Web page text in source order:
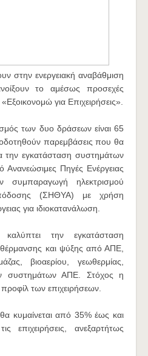
στην ενεργειακή αναβάθμιση
το αμέσως προσεχές
για Επιχειρήσεις».
των δυο δράσεων είναι 65
παρεμβάσεις που θα
την εγκατάσταση συστημάτων
Πηγές Ενέργειας
ηλεκτρισμού
(ΣΗΘΥΑ) με χρήση
για ιδιοκατανάλωση.
την εγκατάσταση
και ψύξης από ΑΠΕ,
βιοαερίου, γεωθερμίας,
συστημάτων ΑΠΕ. Στόχος η
των επιχειρήσεων.
κυμαίνεται από 35% έως και
επιχειρήσεις, ανεξαρτήτως